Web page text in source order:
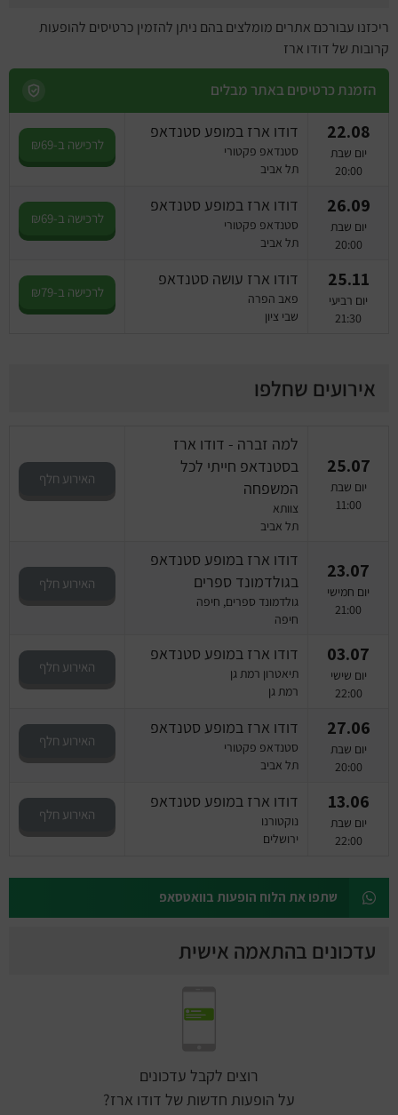
חופשה והופעה
ריכזנו עבורכם אתרים מומלצים בהם ניתן להזמין כרטיסים להופעות
קרובות של דודו ארז
הזמנת כרטיסים באתר מבלים
22.08
יום שבת
20:00
דודו ארז במופע סטנדאפ
סטנדאפ פקטורי
תל אביב
לרכישה ב-₪69
26.09
יום שבת
20:00
דודו ארז במופע סטנדאפ
סטנדאפ פקטורי
תל אביב
לרכישה ב-₪69
25.11
יום רביעי
21:30
דודו ארז עושה סטנדאפ
פאב הפרה
שבי ציון
לרכישה ב-₪79
אירועים שחלפו
25.07
יום שבת
11:00
למה זברה - דודו ארז
בסטנדאפ חייתי לכל
המשפחה
צוותא
תל אביב
האירוע חלף
23.07
יום חמישי
21:00
דודו ארז במופע סטנדאפ
בגולדמונד ספרים
גולדמונד ספרים, חיפה
חיפה
האירוע חלף
03.07
יום שישי
22:00
דודו ארז במופע סטנדאפ
תיאטרון רמת גן
רמת גן
האירוע חלף
27.06
יום שבת
20:00
דודו ארז במופע סטנדאפ
סטנדאפ פקטורי
תל אביב
האירוע חלף
13.06
יום שבת
22:00
דודו ארז במופע סטנדאפ
נוקטורנו
ירושלים
האירוע חלף
שתפו את הלוח הופעות בוואטסאפ
עדכונים בהתאמה אישית
רוצים לקבל עדכונים
על הופעות חדשות של דודו ארז?